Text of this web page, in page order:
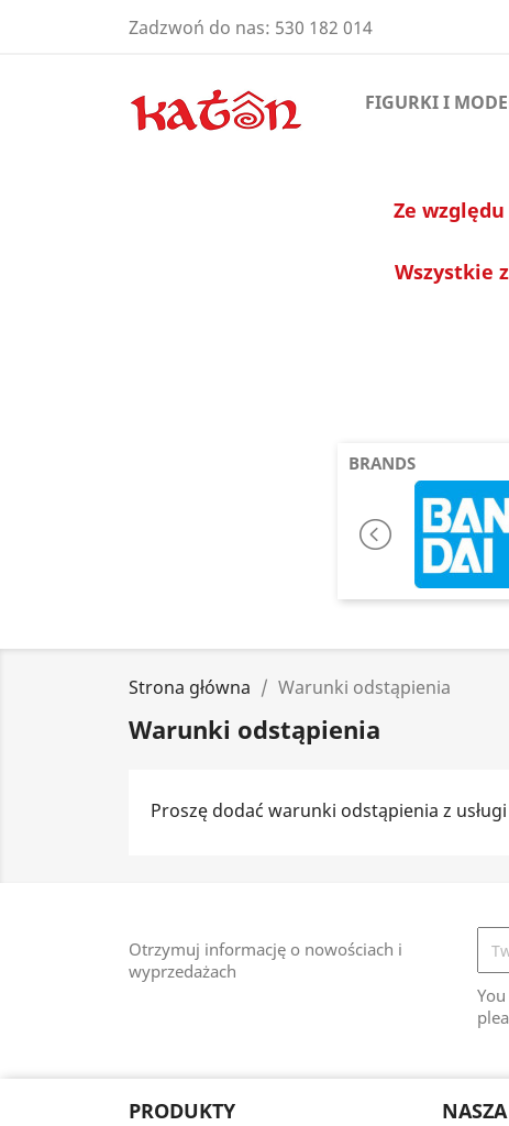
Zadzwoń do nas: 530 182 014
FIGURKI I
Ze
Wszystkie
BRANDS
Strona główna Warunki odstąpienia
Warunki odstąpienia
Proszę dodać warunki odstąpienia z
Otrzymuj informację o nowościach i
wyprzedażach
PRODUKTY